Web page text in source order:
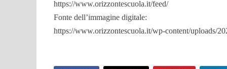
https://www.orizzontescuola.it/feed/
Fonte dell’immagine digitale:
https://www.orizzontescuola.it/wp-content/uploads/